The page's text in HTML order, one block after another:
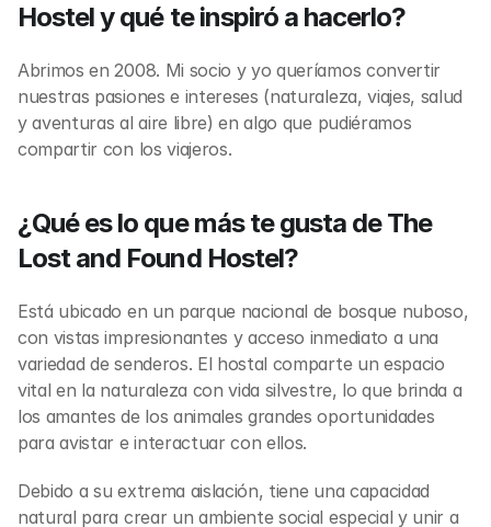
Hostel y qué te inspiró a hacerlo?
Abrimos en 2008. Mi socio y yo queríamos convertir
nuestras pasiones e intereses (naturaleza, viajes, salud
y aventuras al aire libre) en algo que pudiéramos
compartir con los viajeros.
¿Qué es lo que más te gusta de The
Lost and Found Hostel?
Está ubicado en un parque nacional de bosque nuboso,
con vistas impresionantes y acceso inmediato a una
variedad de senderos. El hostal comparte un espacio
vital en la naturaleza con vida silvestre, lo que brinda a
los amantes de los animales grandes oportunidades
para avistar e interactuar con ellos.
Debido a su extrema aislación, tiene una capacidad
natural para crear un ambiente social especial y unir a